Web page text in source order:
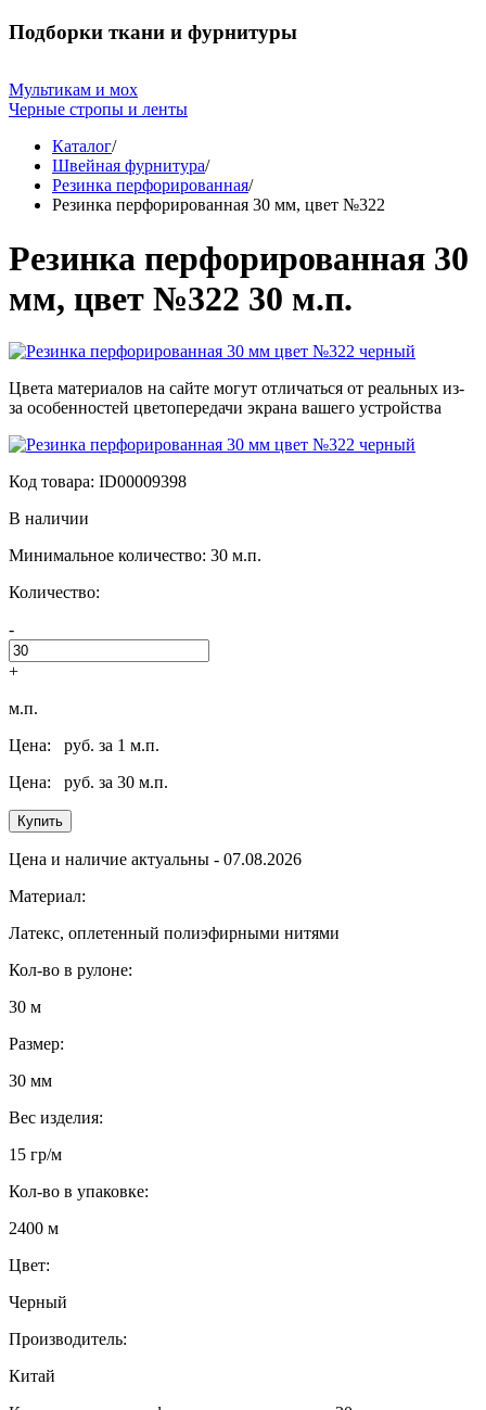
Подборки ткани и фурнитуры
Мультикам и мох
Черные стропы и ленты
Каталог/
Швейная фурнитура/
Резинка перфорированная/
Резинка перфорированная 30 мм, цвет №322
Резинка перфорированная 30
мм, цвет №322 30 м.п.
Цвета материалов на сайте могут отличаться от реальных из-
за особенностей цветопередачи экрана вашего устройства
Код товара: ID00009398
В наличии
Минимальное количество: 30 м.п.
Количество:
-
+
м.п.
Цена:
руб. за 1 м.п.
Цена:
руб. за 30 м.п.
Купить
Цена и наличие актуальны - 07.08.2026
Материал:
Латекс, оплетенный полиэфирными нитями
Кол-во в рулоне:
30 м
Размер:
30 мм
Вес изделия:
15 гр/м
Кол-во в упаковке:
2400 м
Цвет:
Черный
Производитель:
Китай